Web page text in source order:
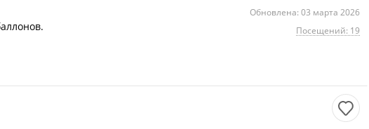
Обновлена: 03 марта 2026
Посещений: 19